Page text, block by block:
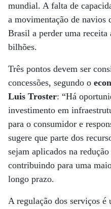
mundial. A falta de
a movimentação de navios
Brasil a perder uma
bilhões.
Três pontos devem ser
concessões, segundo o
Luis Troster: “Há
investimento em
para o consumidor e
sugere que parte dos
sejam aplicados na
contribuindo para uma
longo prazo.
A regulação dos serviços